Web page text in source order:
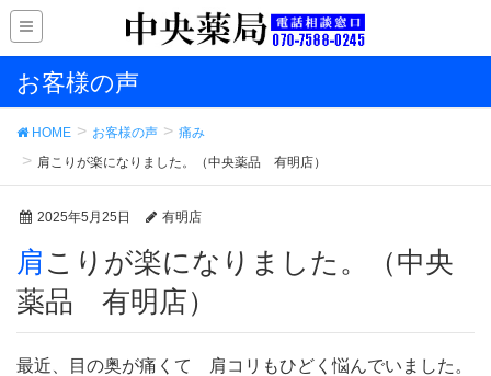
お客様の声
HOME お客様の声
痛み
肩こりが楽になりました。（中央薬品 有明店）
2025年5月25日 有明店
肩こりが楽になりました。（中央
薬品 有明店）
最近、目の奥が痛くて 肩コリもひどく悩んでいました。